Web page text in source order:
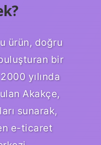
ürün, doğru
bir
yılında
Akakçe,
sunarak,
e-ticaret